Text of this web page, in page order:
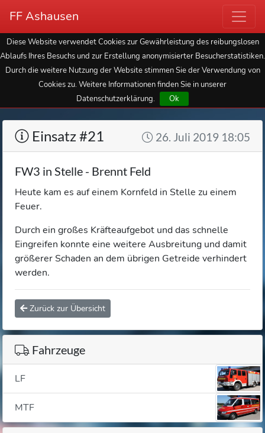
FF Ashausen
Diese Website verwendet Cookies zur Gewährleistung des reibungslosen
Ablaufs Ihres Besuchs und zur Erstellung anonymisierter Besucherstatistiken.
Durch die weitere Nutzung der Website stimmen Sie der Verwendung von
Cookies zu. Weitere Informationen finden Sie in unserer
Datenschutzerklärung.
Ok
Einsatz #21 26. Juli 2019 18:05
FW3 in Stelle - Brennt Feld
Heute kam es auf einem Kornfeld in Stelle zu einem
Feuer.
Durch ein großes Kräfteaufgebot und das schnelle
Eingreifen konnte eine weitere Ausbreitung und damit
größerer Schaden an dem übrigen Getreide verhindert
werden.
Zurück zur Übersicht
Fahrzeuge
LF
MTF